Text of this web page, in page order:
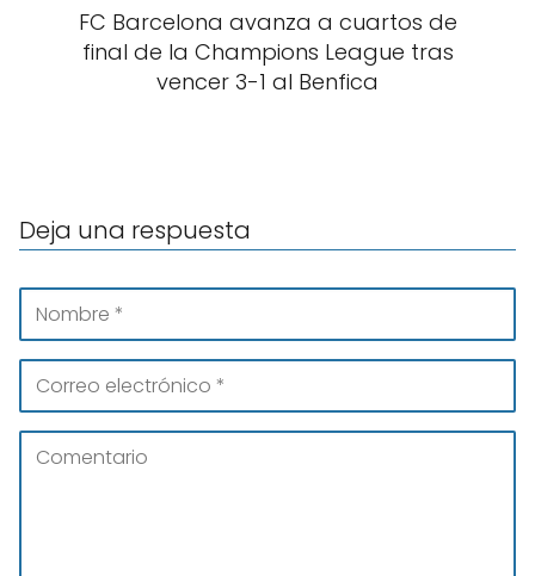
FC Barcelona avanza a cuartos de
final de la Champions League tras
vencer 3-1 al Benfica
Deja una respuesta